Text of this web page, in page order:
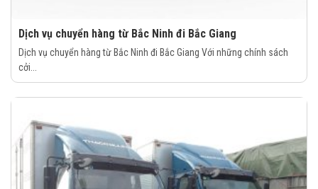
Dịch vụ chuyển hàng từ Bắc Ninh đi Bắc Giang
Dịch vụ chuyển hàng từ Bắc Ninh đi Bắc Giang Với những chính sách
cởi...